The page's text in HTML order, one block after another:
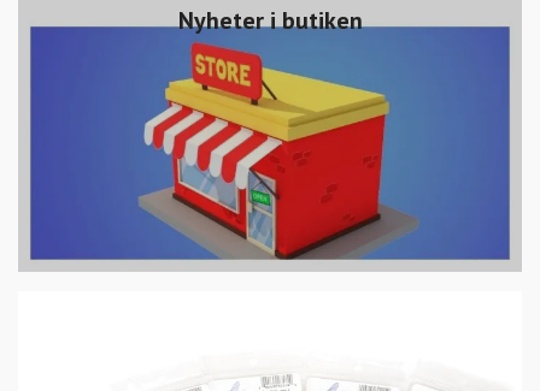
Nyheter i butiken